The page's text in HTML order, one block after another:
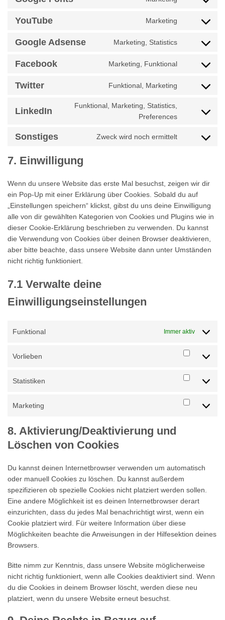
analytics
Consent
service
YouTube Marketing
Consent
service
Google Adsense Marketing, Statistics
Consent
service
adsense
Facebook Marketing, Funktional
Consent
service
Twitter Funktional, Marketing
Consent
service
LinkedIn
Funktional, Marketing, Statistics,
Preferences
Consent
service
Sonstiges Zweck wird noch ermittelt
Consent
7. Einwilligung
Wenn du unsere Website das erste Mal besuchst, zeigen wir dir
ein Pop-Up mit einer Erklärung über Cookies. Sobald du auf
„Einstellungen speichern“ klickst, gibst du uns deine Einwilligung
alle von dir gewählten Kategorien von Cookies und Plugins wie in
dieser Cookie-Erklärung beschrieben zu verwenden. Du kannst
die Verwendung von Cookies über deinen Browser deaktivieren,
aber bitte beachte, dass unsere Website dann unter Umständen
nicht richtig funktioniert.
7.1 Verwalte deine
Einwilligungseinstellungen
Funktional Immer aktiv
Vorlieben Vorlieben
Statistiken
Marketing Marketing
8. Aktivierung/Deaktivierung und
Löschen von Cookies
Du kannst deinen Internetbrowser verwenden um automatisch
oder manuell Cookies zu löschen. Du kannst außerdem
spezifizieren ob spezielle Cookies nicht platziert werden sollen.
Eine andere Möglichkeit ist es deinen Internetbrowser derart
einzurichten, dass du jedes Mal benachrichtigt wirst, wenn ein
Cookie platziert wird. Für weitere Information über diese
Möglichkeiten beachte die Anweisungen in der Hilfesektion deines
Browsers.
Bitte nimm zur Kenntnis, dass unsere Website möglicherweise
nicht richtig funktioniert, wenn alle Cookies deaktiviert sind. Wenn
du die Cookies in deinem Browser löscht, werden diese neu
platziert, wenn du unsere Website erneut besuchst.